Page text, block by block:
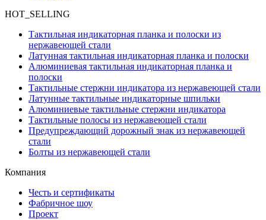
HOT_SELLING
Тактильная индикаторная планка и полоски из
нержавеющей стали
Латунная тактильная индикаторная планка и полоски
Алюминиевая тактильная индикаторная планка и
полоски
Тактильные стержни индикатора из нержавеющей стали
Латунные тактильные индикаторные шпильки
Алюминиевые тактильные стержни индикатора
Тактильные полосы из нержавеющей стали
Предупреждающий дорожный знак из нержавеющей
стали
Болты из нержавеющей стали
Компания
Честь и сертификаты
Фабричное шоу
Проект